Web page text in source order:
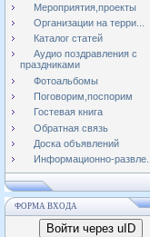
Мероприятия,проекты
Организации на терри...
Каталог статей
Аудио поздравления с
праздниками
Фотоальбомы
Поговорим,поспорим
Гостевая книга
Обратная связь
Доска объявлений
Информационно-развле...
ФОРМА ВХОДА
Войти через uID